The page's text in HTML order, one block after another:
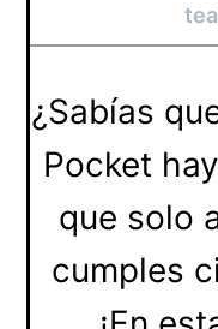
¿Sabías
Pocket
que solo
cumples